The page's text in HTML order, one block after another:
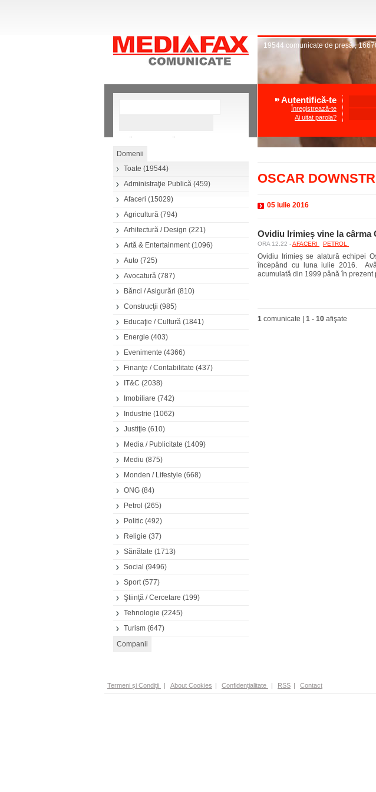
Căutare avansată
Toate (19544)
Administraţie Publică (459)
Afaceri (15029)
Agricultură (794)
Arhitectură / Design (221)
Artă & Entertainment(1096)
Auto (725)
Avocatură (787)
Bănci / Asigurări (810)
Construcţii (985)
Educaţie / Cultură (1841)
Energie (403)
Evenimente (4366)
Finanţe / Contabilitate (437)
IT&C (2038)
Imobiliare (742)
Industrie (1062)
Justiţie (610)
Media / Publicitate (1409)
Mediu (875)
Monden / Lifestyle (668)
ONG (84)
Petrol (265)
Politic (492)
Religie (37)
Sănătate (1713)
Social (9496)
Sport(577)
Ştiinţă / Cercetare (199)
Tehnologie (2245)
Turism (647)
19544 comunicate de presă,
Autentifică-te
Înregistrează-te
Ai uitat parola?
OSCAR
05 iulie 2016
Ovidiu Irimieș vine la cârma
ORA 12.22 -AFACERI PETROL
Ovidiu Irimieș se alatură echipei
începând cu luna iulie 2016.
acumulată din 1999 până în prezent
1 comunicate | 1 - 10 afişate
Termeni şi Condiţii | About Cookies | Confidenţialitate | RSS | Contact